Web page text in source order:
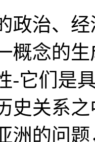
政治、
概念的
-它们是
史关系
洲的问